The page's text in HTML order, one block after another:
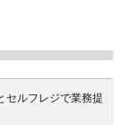
セルフレジで業務提